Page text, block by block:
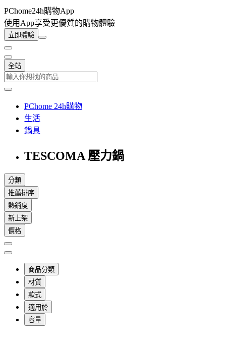
PChome24h購物App
使用App享受更優質的購物體驗
立即體驗
全站
PChome 24h購物
生活
鍋具
TESCOMA 壓力鍋
分類
推薦排序
熱銷度
新上架
價格
商品分類
材質
款式
適用於
容量